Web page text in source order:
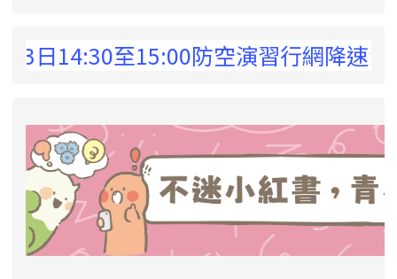
至15:00防空演習行網降速演練，